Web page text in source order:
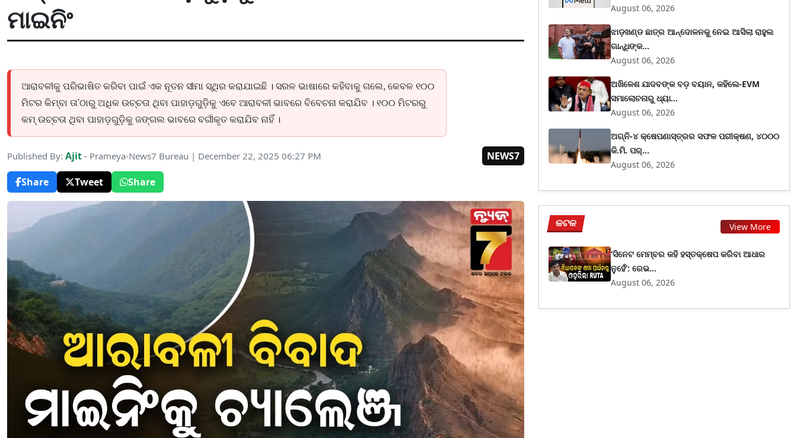
ମାଇନିଂ
ଆରାବଳୀକୁ ପରିଭାଷିତ କରିବା ପାଇଁ ଏକ ନୂତନ ସୀମା ସ୍ଥିର କରାଯାଇଛି । ସରଳ ଭାଷାରେ କହିବାକୁ ଗଲେ, କେବଳ ୧୦୦
ମିଟର କିମ୍ବା ତା'ଠାରୁ ଅଧିକ ଉଚ୍ଚତା ଥିବା ପାହାଡ଼ଗୁଡ଼ିକୁ ଏବେ ଆରାବଳୀ ଭାବରେ ବିବେଚନା କରାଯିବ । ୧୦୦ ମିଟରରୁ
କମ୍ ଉଚ୍ଚତା ଥିବା ପାହାଡ଼ଗୁଡ଼ିକୁ ଜଙ୍ଗଲ ଭାବରେ ବର୍ଗୀକୃତ କରାଯିବ ନାହିଁ ।
Published By: Ajit - Prameya-News7 Bureau | December 22, 2025 06:27 PM
NEWS7
Share
Tweet Share
August 06, 2026
ଝାଡ଼ଖଣ୍ଡ ଛାତ୍ର ଆନ୍ଦୋଳନକୁ ନେଇ ଆସିଲା ରାହୁଲ
ଗାନ୍ଧିଙ୍କ...
August 06, 2026
ଅଖିଳେଶ ଯାଦବଙ୍କ ବଡ଼ ବୟାନ, କହିଲେ-EVM
ସମାଲୋଚନାରୁ ଧ୍ୟା...
August 06, 2026
ଅଗ୍ନି-୪ କ୍ଷେପଣାସ୍ତ୍ରର ସଫଳ ପରୀକ୍ଷଣ, ୪୦୦୦
କି.ମି. ପର୍...
August 06, 2026
କଟକ View More
‘ସିନେଟ ମେମ୍ବର କହି ହସ୍ତକ୍ଷେପ କରିବା ଆଧାର
ନୁହେଁ’: ରେଭ...
August 06, 2026